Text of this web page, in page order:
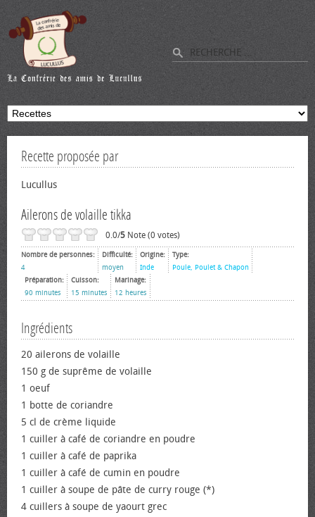
Recette proposée par
Lucullus
Ailerons de volaille tikka
0.0/5 Note (0 votes)
Nombre de personnes:
4
Difficulté:
moyen
Origine:
Inde
Type:
Poule, Poulet & Chapon
Préparation:
90 minutes
Cuisson:
15 minutes
Marinage:
12 heures
Ingrédients
20 ailerons de volaille
150 g de suprême de volaille
1 oeuf
1 botte de coriandre
5 cl de crème liquide
1 cuiller à café de coriandre en poudre
1 cuiller à café de paprika
1 cuiller à café de cumin en poudre
1 cuiller à soupe de pâte de curry rouge (*)
4 cuillers à soupe de yaourt grec